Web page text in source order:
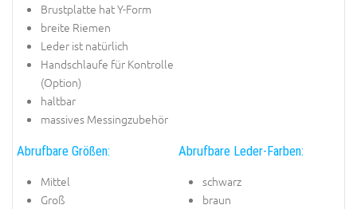
Brustplatte hat Y-Form
breite Riemen
Leder ist natürlich
Handschlaufe für Kontrolle
(Option)
haltbar
massives Messingzubehör
Abrufbare Größen:
Mittel
Groß
Abrufbare Leder-Farben:
schwarz
braun